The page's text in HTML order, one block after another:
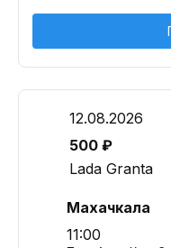
12.08.2026
500 ₽
Lada Granta
Махачкала
11:00